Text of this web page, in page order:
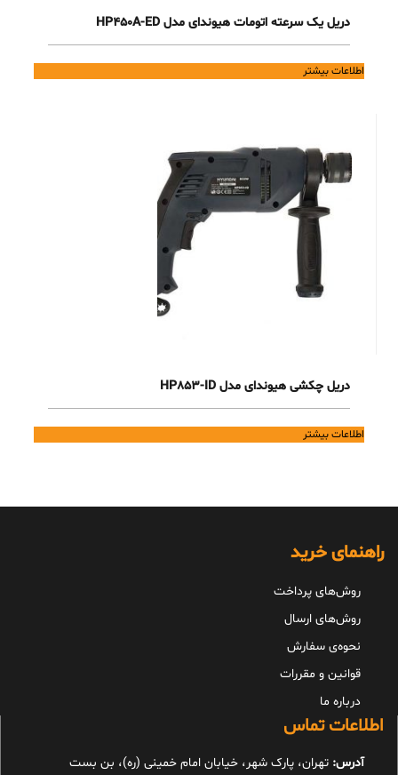
دریل یک سرعته اتومات هیوندای مدل HP450A-ED
اطلاعات بیشتر
دریل چکشی هیوندای مدل HP853-ID
اطلاعات بیشتر
راهنمای خرید
روش‌های پرداخت
روش‌های ارسال
نحوه‌ی سفارش
قوانین و مقررات
درباره ما
اطلاعات تماس
آدرس: تهران، پارک شهر، خیابان امام خمینی (ره)، بن بست